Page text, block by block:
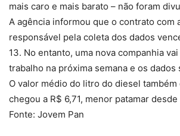
mais caro e mais barato – não foram
A agência informou que o contrato com
responsável pela coleta dos dados
13. No entanto, uma nova companhia
trabalho na próxima semana e os dados
O valor médio do litro do diesel
chegou a R$ 6,71, menor patamar desde
Fonte: Jovem Pan